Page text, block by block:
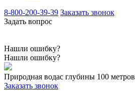
8-800-200-39-39 Заказать звонок
Задать вопрос
Нашли ошибку?
Нашли ошибку?
Природная водас глубины 100 метров
Заказать звонок